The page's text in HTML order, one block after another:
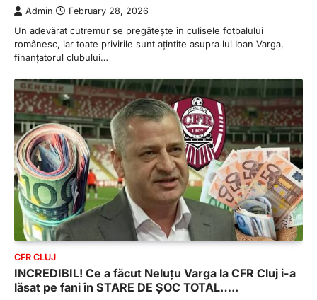
Admin February 28, 2026
Un adevărat cutremur se pregătește în culisele fotbalului
românesc, iar toate privirile sunt ațintite asupra lui Ioan Varga,
finanțatorul clubului…
CFR CLUJ
INCREDIBIL! Ce a făcut Neluțu Varga la CFR Cluj i-a
lăsat pe fani în STARE DE ȘOC TOTAL…..